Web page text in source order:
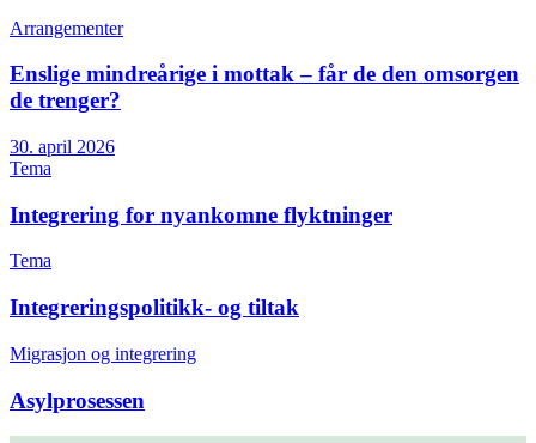
Arrangementer
Enslige mindreårige i mottak – får de den omsorgen
de trenger?
30. april 2026
Tema
Integrering for nyankomne flyktninger
Tema
Integreringspolitikk- og tiltak
Migrasjon og integrering
Asylprosessen